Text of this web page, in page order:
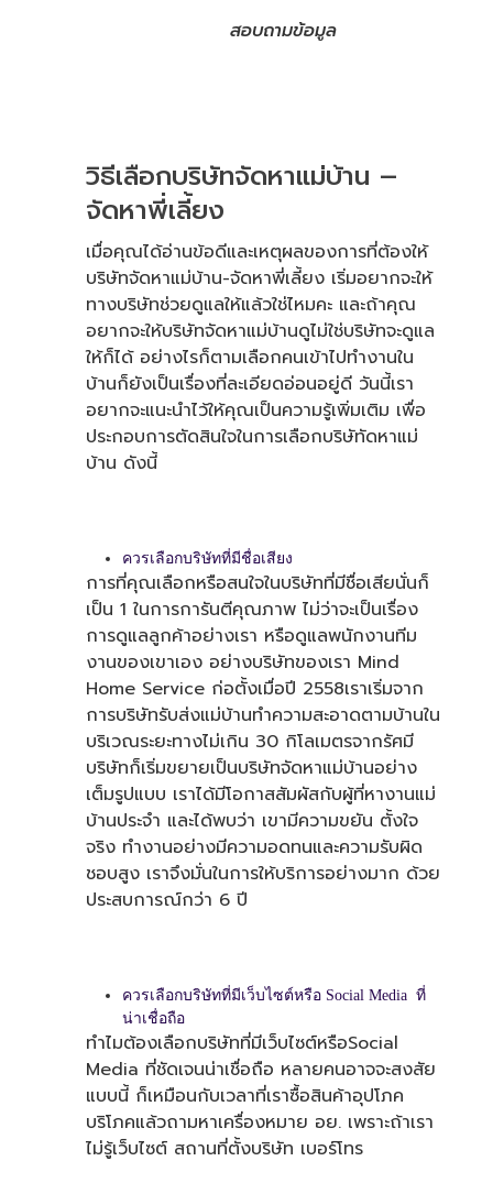
สอบถามข้อมูล
วิธีเลือกบริษัทจัดหาแม่บ้าน –
จัดหาพี่เลี้ยง
เมื่อคุณได้อ่านข้อดีและเหตุผลของการที่ต้องให้
บริษัทจัดหาแม่บ้าน-จัดหาพี่เลี้ยง เริ่มอยากจะให้
ทางบริษัทช่วยดูแลให้แล้วใช่ไหมคะ และถ้าคุณ
อยากจะให้บริษัทจัดหาแม่บ้านดูไม่ใช่บริษัทจะดูแล
ให้ก็ได้ อย่างไรก็ตามเลือกคนเข้าไปทำงานใน
บ้านก็ยังเป็นเรื่องที่ละเอียดอ่อนอยู่ดี วันนี้เรา
อยากจะแนะนำไว้ให้คุณเป็นความรู้เพิ่มเติม เพื่อ
ประกอบการตัดสินใจในการเลือกบริษัทัดหาแม่
บ้าน ดังนี้
ควรเลือกบริษัทที่มีชื่อเสียง
การที่คุณเลือกหรือสนใจในบริษัทที่มีชื่อเสียนั่นก็
เป็น 1 ในการการันตีคุณภาพ ไม่ว่าจะเป็นเรื่อง
การดูแลลูกค้าอย่างเรา หรือดูแลพนักงานทีม
งานของเขาเอง อย่างบริษัทของเรา Mind
Home Service ก่อตั้งเมื่อปี 2558เราเริ่มจาก
การบริษัทรับส่งแม่บ้านทำความสะอาดตามบ้านใน
บริเวณระยะทางไม่เกิน 30 กิโลเมตรจากรัศมี
บริษัทก็เริ่มขยายเป็นบริษัทจัดหาแม่บ้านอย่าง
เต็มรูปแบบ เราได้มีโอกาสสัมผัสกับผู้ที่หางานแม่
บ้านประจำ และได้พบว่า เขามีความขยัน ตั้งใจ
จริง ทำงานอย่างมีความอดทนและความรับผิด
ชอบสูง เราจึงมั่นในการให้บริการอย่างมาก ด้วย
ประสบการณ์กว่า 6 ปี
ควรเลือกบริษัทที่มีเว็บไซต์หรือ Social Media ที่
น่าเชื่อถือ
ทำไมต้องเลือกบริษัทที่มีเว็บไซต์หรือSocial
Media ที่ชัดเจนน่าเชื่อถือ หลายคนอาจจะสงสัย
แบบนี้ ก็เหมือนกับเวลาที่เราซื้อสินค้าอุปโภค
บริโภคแล้วถามหาเครื่องหมาย อย. เพราะถ้าเรา
ไม่รู้เว็บไซต์ สถานที่ตั้งบริษัท เบอร์โทร